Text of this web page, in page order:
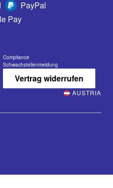
PayPal
Pay
Compliance
Schwachstellenmeldung
Vertrag widerrufen
AUSTRIA